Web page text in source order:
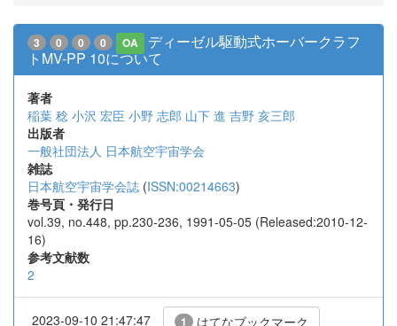
3 0 0 0 OA
ディーゼル駆動式ホーバークラフ
トMV-PP 10について
著者
稲葉 稔 小沢 宏臣 小野 志郎 山下 進 吉野 亥三郎
出版者
一般社団法人 日本航空宇宙学会
雑誌
日本航空宇宙学会誌 (ISSN:00214663)
巻号頁・発行日
vol.39, no.448, pp.230-236, 1991-05-05 (Released:2010-12-
16)
参考文献数
2
2023-09-10 21:47:47 1 はてなブックマーク